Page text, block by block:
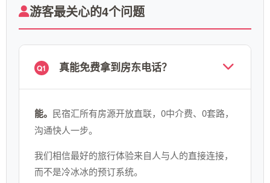
游客最关心的4个问题
Q1 真能免费拿到房东电话？
能。 民宿汇所有房源开放直联，0中介费、0套路，
沟通快人一步。
我们相信最好的旅行体验来自人与人的直接连接，
而不是冷冰冰的预订系统。